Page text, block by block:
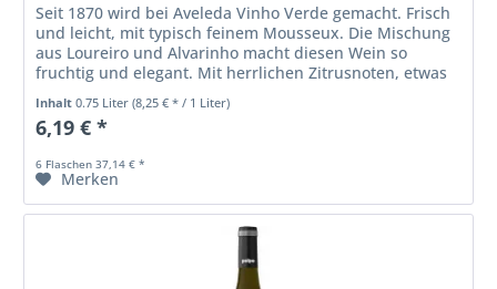
Seit 1870 wird bei Aveleda Vinho Verde gemacht. Frisch
und leicht, mit typisch feinem Mousseux. Die Mischung
aus Loureiro und Alvarinho macht diesen Wein so
fruchtig und elegant. Mit herrlichen Zitrusnoten, etwas
Inhalt0.75 Liter(8,25 € * / 1 Liter)
6,19 € *
6 Flaschen 37,14 € *
Merken